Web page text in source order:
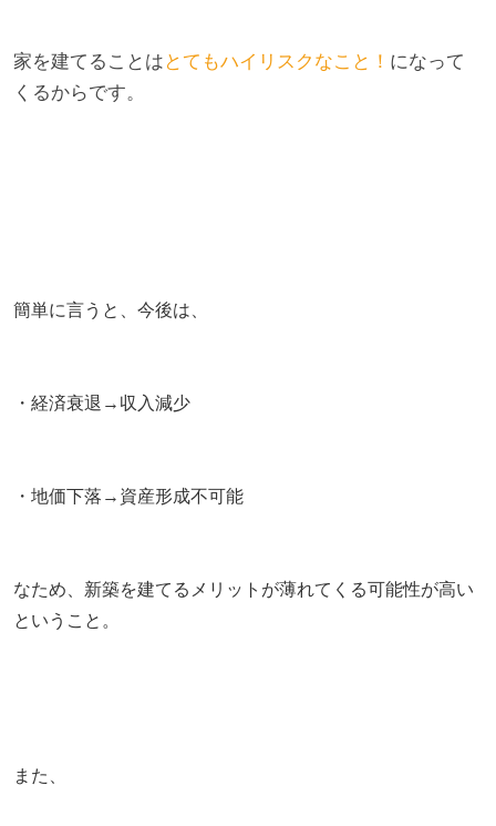
家を建てることは とてもハイリスクなこと！ になって
くるからです。
簡単に言うと、今後は、
・経済衰退→収入減少
・地価下落→資産形成不可能
なため、新築を建てるメリットが薄れてくる可能性が高い
ということ。
また、